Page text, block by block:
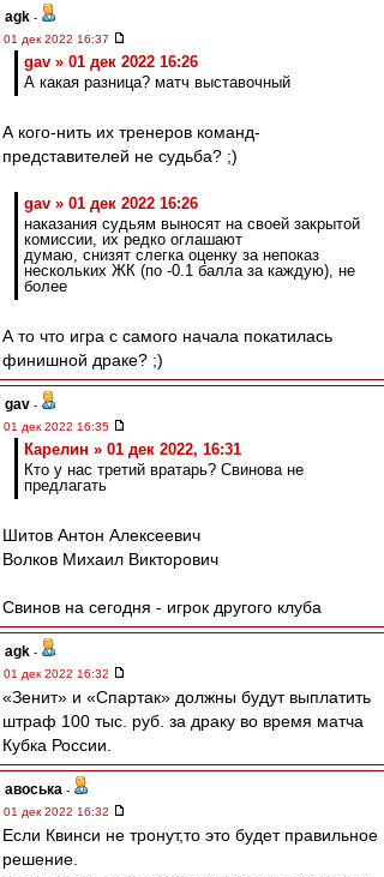
agk -
01 дек 2022 16:37
gav » 01 дек 2022 16:26
А какая разница? матч выставочный
А кого-нить их тренеров команд-
представителей не судьба? ;)
gav » 01 дек 2022 16:26
наказания судьям выносят на своей закрытой
комиссии, их редко оглашают
думаю, снизят слегка оценку за непоказ
нескольких ЖК (по -0.1 балла за каждую), не
более
А то что игра с самого начала покатилась
финишной драке? ;)
gav -
01 дек 2022 16:35
Карелин » 01 дек 2022, 16:31
Кто у нас третий вратарь? Свинова не
предлагать
Шитов Антон Алексеевич
Волков Михаил Викторович
Свинов на сегодня - игрок другого клуба
agk -
01 дек 2022 16:32
«Зенит» и «Спартак» должны будут выплатить
штраф 100 тыс. руб. за драку во время матча
Кубка России.
авоська -
01 дек 2022 16:32
Если Квинси не тронут,то это будет правильное
решение.